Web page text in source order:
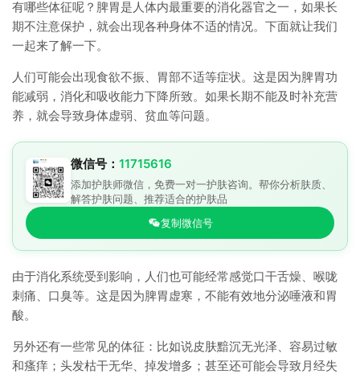
有哪些体征呢？脾胃是人体内最重要的消化器官之一，如果长
期不注意保护，就会出现各种身体不适的情况。下面就让我们
一起来了解一下。
人们可能会出现食欲不振、胃部不适等症状。这是因为脾胃功
能减弱，消化和吸收能力下降所致。如果长期不能及时补充营
养，就会导致身体虚弱、贫血等问题。
微信号： 11715616
添加护肤师微信，免费一对一护肤咨询。帮你分析肤质、
解答护肤问题、推荐适合的护肤品
复制微信号
由于消化系统受到影响，人们也可能经常感觉口干舌燥、喉咙
刺痛、口臭等。这是因为脾胃虚寒，不能有效地分泌唾液和胃
酸。
另外还有一些常见的体征：比如说皮肤黯沉无光泽、容易过敏
和瘙痒；头发枯干无华、掉发增多；甚至还可能会导致月经失